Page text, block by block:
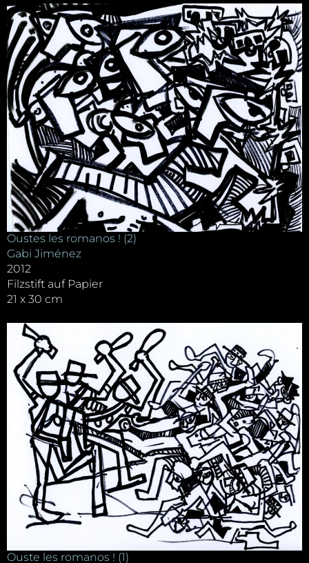
Oustes les romanos ! (2)
Gabi Jiménez
2012
Filzstift auf Papier
21 x 30 cm
Ouste les romanos ! (1)